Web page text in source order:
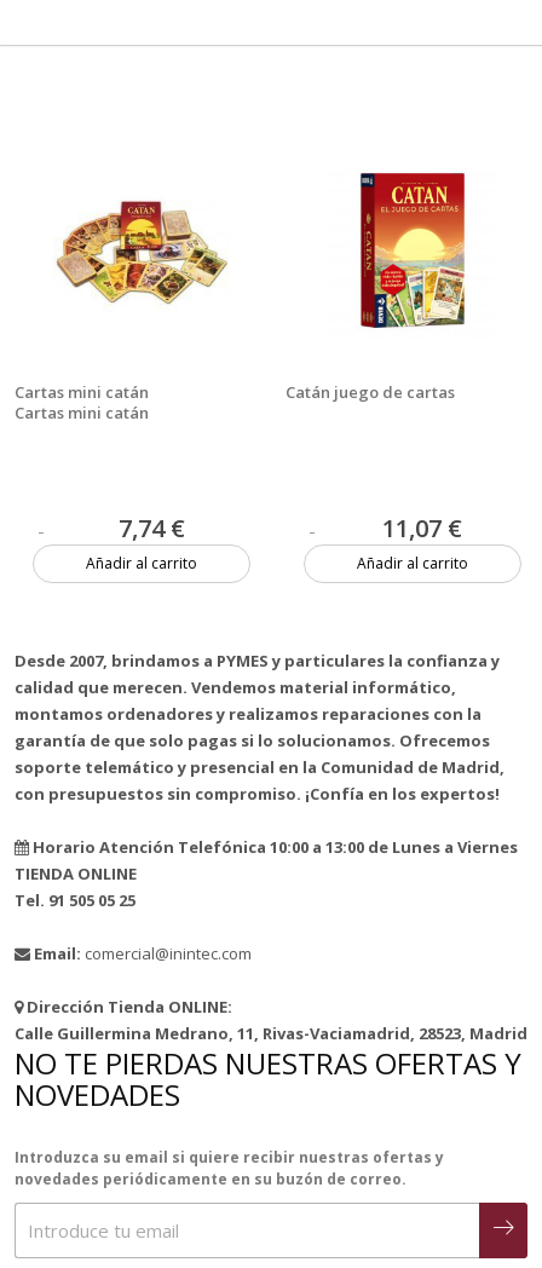
Cartas mini catán
Cartas mini catán
7,74 €
Añadir al carrito
Catán juego de cartas
11,07 €
Añadir al carrito
Desde 2007, brindamos a PYMES y particulares la confianza y
calidad que merecen. Vendemos material informático,
montamos ordenadores y realizamos reparaciones con la
garantía de que solo pagas si lo solucionamos. Ofrecemos
soporte telemático y presencial en la Comunidad de Madrid,
con presupuestos sin compromiso. ¡Confía en los expertos!
Horario Atención Telefónica 10:00 a 13:00 de Lunes a Viernes
TIENDA ONLINE
Tel. 91 505 05 25
Email: comercial@inintec.com
Dirección Tienda ONLINE:
Calle Guillermina Medrano, 11, Rivas-Vaciamadrid, 28523, Madrid
NO TE PIERDAS NUESTRAS OFERTAS Y
NOVEDADES
Introduzca su email si quiere recibir nuestras ofertas y
novedades periódicamente en su buzón de correo.